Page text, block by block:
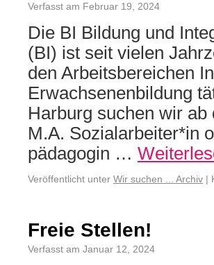
Verfasst am Februar 19, 2024
Die BI Bildung und
(BI) ist seit vielen
den Arbeitsbereichen
Erwachsenenbildung
Harburg suchen wir
M.A. Sozialarbeiter*in
pädagogin …
Veröffentlicht unter Wir suchen ... Archiv |
Freie Stellen!
Verfasst am Januar 12, 2024